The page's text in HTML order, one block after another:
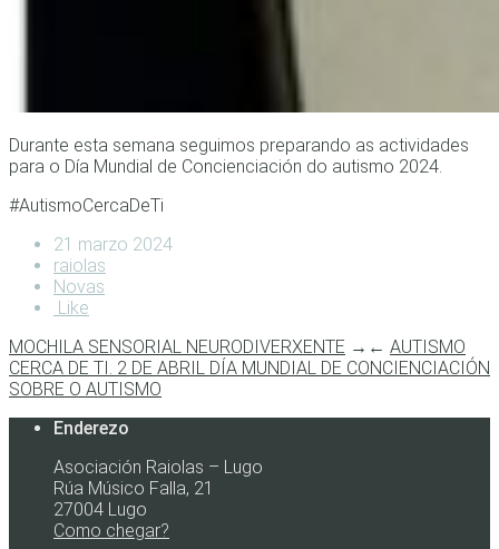
Durante esta semana seguimos preparando as actividades
para o Día Mundial de Concienciación do autismo 2024.
#AutismoCercaDeTi
21 marzo 2024
raiolas
Novas
Like
MOCHILA SENSORIAL NEURODIVERXENTE → ← AUTISMO
CERCA DE TI. 2 DE ABRIL DÍA MUNDIAL DE CONCIENCIACIÓN
SOBRE O AUTISMO
Enderezo
Asociación Raiolas – Lugo
Rúa Músico Falla, 21
27004 Lugo
Como chegar?